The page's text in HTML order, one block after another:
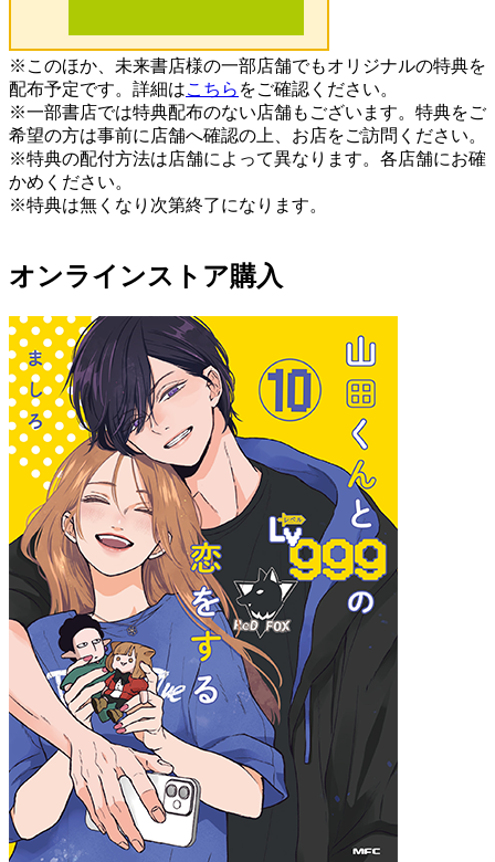
※このほか、未来書店様の一部店舗でもオリジナルの特典を
配布予定です。詳細はこちら をご確認ください。
※一部書店では特典配布のない店舗もございます。特典をご
希望の方は事前に店舗へ確認の上、お店をご訪問ください。
※特典の配付方法は店舗によって異なります。各店舗にお確
かめください。
※特典は無くなり次第終了になります。
オンラインストア購入